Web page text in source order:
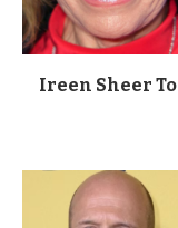
Ireen Sheer